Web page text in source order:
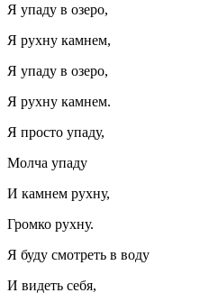
Я упаду в озеро,
Я рухну камнем,
Я упаду в озеро,
Я рухну камнем.
Я просто упаду,
Молча упаду
И камнем рухну,
Громко рухну.
Я буду смотреть в воду
И видеть себя,